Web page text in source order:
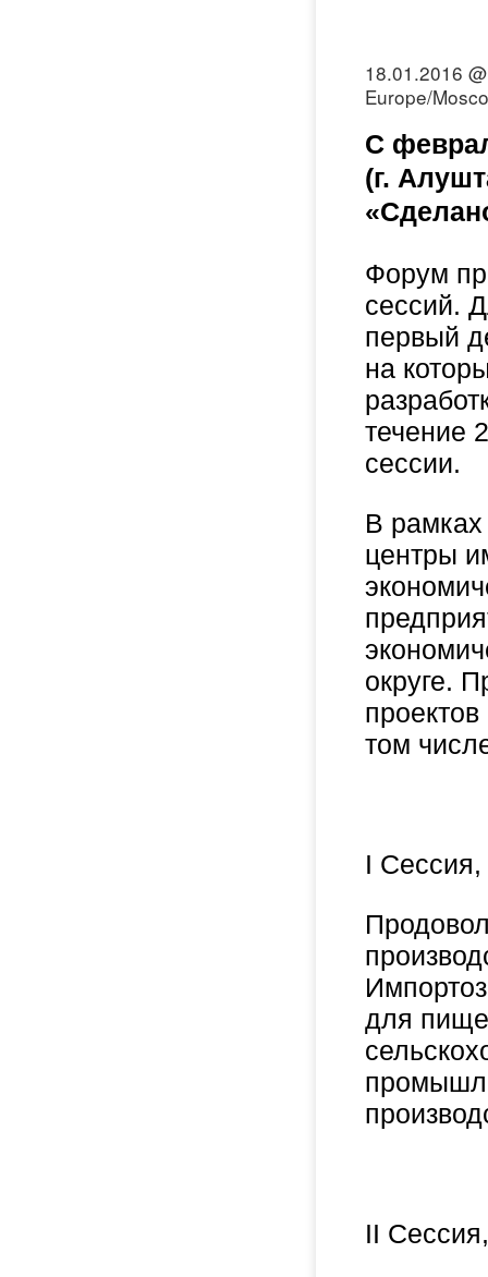
18.01.2016
Europe/
С
(г.
Форум
сессий.
первый
на
течение
сессии.
В рамках
центры
округе.
том
I
для
II